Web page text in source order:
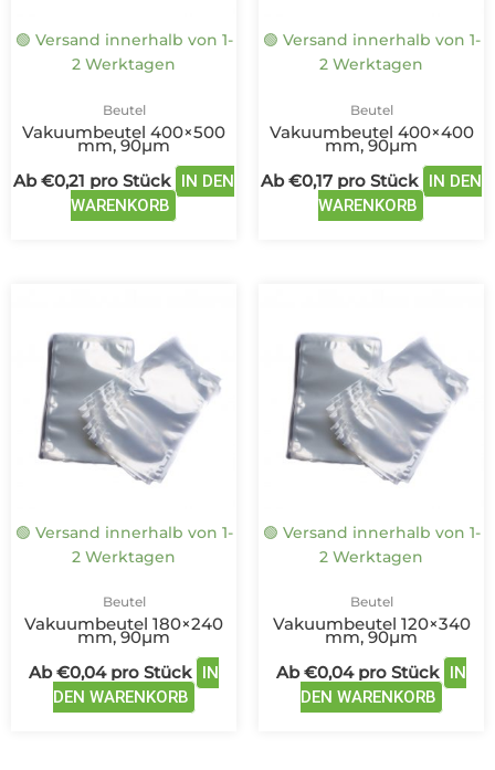
🟢 Versand innerhalb von 1-
2 Werktagen
Beutel
Vakuumbeutel 400×500
mm, 90µm
Ab€0,21 pro Stück
IN DEN
WARENKORB
der
🟢 Versand innerhalb von 1-
2 Werktagen
Beutel
Vakuumbeutel 400×400
mm, 90µm
Ab€0,17 pro Stück
IN DEN
WARENKORB
der
🟢 Versand innerhalb von 1-
2 Werktagen
Beutel
Vakuumbeutel 180×240
mm, 90µm
Ab€0,04pro Stück
IN
DEN WARENKORB
mehrere
Varianten
auf.
der
🟢 Versand innerhalb von 1-
2 Werktagen
Beutel
Vakuumbeutel 120×340
mm, 90µm
Ab€0,04pro Stück
IN
DEN WARENKORB
auf.
der